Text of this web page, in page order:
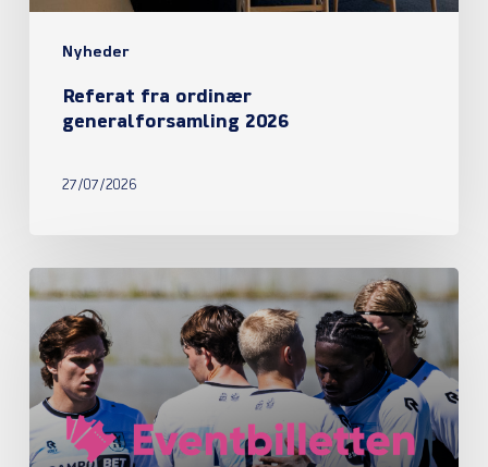
Nyheder
Referat fra ordinær
generalforsamling 2026
27/07/2026